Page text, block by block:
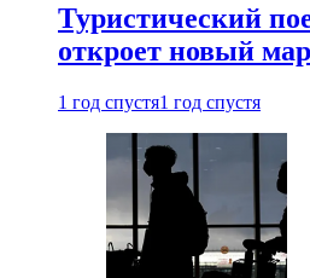
Туристический
откроет новый
1 год спустя1 год спустя